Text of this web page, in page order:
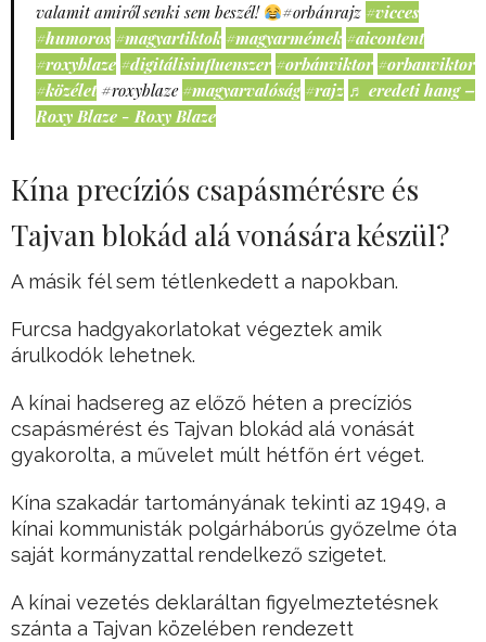
valamit amiről senki sem beszél!
#orbánrajz #vicces
#humoros #magyartiktok #magyarmémek #aicontent
#roxyblaze #digitálisinfluenszer #orbánviktor #orbanviktor
#közélet #roxyblaze #magyarvalóság #rajz ♬ eredeti hang –
Roxy Blaze - Roxy Blaze
Kína precíziós csapásmérésre és
Tajvan blokád alá vonására készül?
A másik fél sem tétlenkedett a napokban.
Furcsa hadgyakorlatokat végeztek amik
árulkodók lehetnek.
A kínai hadsereg az előző héten a precíziós
csapásmérést és Tajvan blokád alá vonását
gyakorolta, a művelet múlt hétfőn ért véget.
Kína szakadár tartományának tekinti az 1949, a
kínai kommunisták polgárháborús győzelme óta
saját kormányzattal rendelkező szigetet.
A kínai vezetés deklaráltan figyelmeztetésnek
szánta a Tajvan közelében rendezett